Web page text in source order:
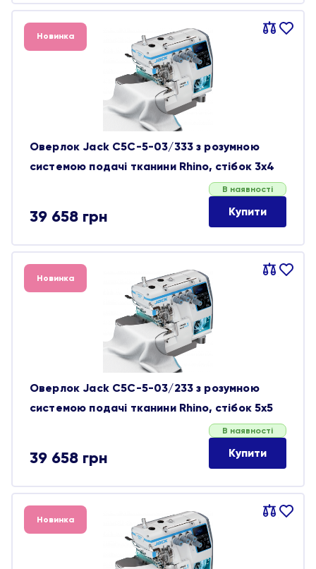
Порівняти
В
Новинка
Оверлок Jack C5C-5-03/333 з розумною
системою подачі тканини Rhino, стібок 3х4
39 658 грн
В наявності
Купити
Порівняти
В
Новинка
Оверлок Jack C5C-5-03/233 з розумною
системою подачі тканини Rhino, стібок 5х5
39 658 грн
В наявності
Купити
Порівняти
В
Новинка